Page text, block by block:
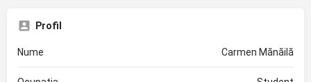
Profil
Nume Carmen Mănăilă